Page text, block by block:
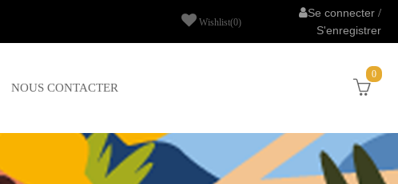
Wishlist(0)
Se connecter /
S'enregistrer
NOUS CONTACTER
0